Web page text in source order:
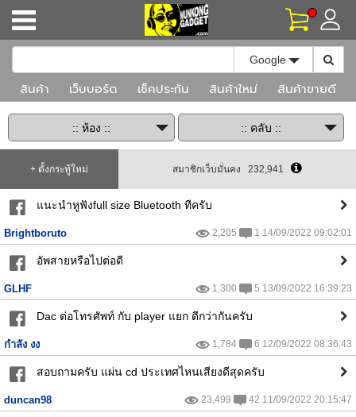
Google Toggle
สินค้า เว็บบอร์ด เช็คประกัน สินค้าใหม่ สินค้าขายดี
+ ตั้งกระทู้ใหม่ สมาชิกเว็บมั่นคง 232,941
แนะนำหูฟังfull size Bluetooth ทีครับ
Brightboruto 2,205 1 14/09/2022 09:02:01
อัพสายหรือไปต่อดี
GLHF 1,300 5 13/09/2022 16:39:23
Dac ต่อโทรศัพท์ กับ player แยก ดีกว่ากันครับ
กำลัง งง 1,784 6 12/09/2022 08:36:43
สอบถามครับ แผ่น cd ประเทศไหนเสียงดีสุดครับ
duncan98 23,499 42 11/09/2022 20:15:47